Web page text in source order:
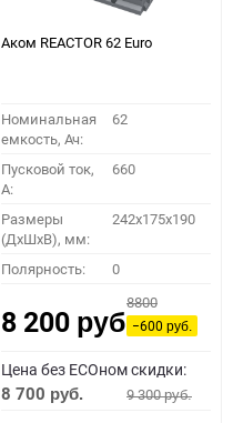
Аком REACTOR 62 Euro
Номинальная
емкость, Ач:
62
Пусковой ток,
A:
660
Размеры
(ДхШхВ), мм:
242x175x190
Полярность: 0
8 200 руб.
8800
−600руб.
Цена без ECOном скидки:
8 700 руб. 9 300руб.